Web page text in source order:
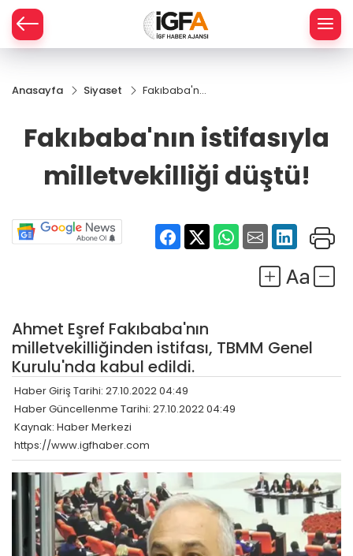
Anasayfa Siyaset
Fakıbaba'nın
düştü!
Fakıbaba'nın istifasıyla
milletvekilliği düştü!
Ahmet Eşref Fakıbaba'nın
milletvekilliğinden istifası, TBMM Genel
Kurulu'nda kabul edildi.
Haber Giriş Tarihi: 27.10.2022 04:49
Haber Güncellenme Tarihi: 27.10.2022 04:49
Kaynak: Haber Merkezi
https://www.igfhaber.com